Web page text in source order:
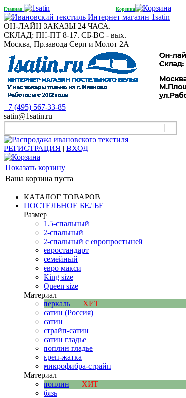
Главная Корзина
ОН-ЛАЙН ЗАКАЗЫ 24 ЧАСА.
СКЛАД: ПН-ПТ 8-17. СБ-ВС - вых.
Москва, Пр.завода Серп и Молот 2А
+7 (495) 567-33-85
satin@1satin.ru
РЕГИСТРАЦИЯ | ВХОД
Показать корзину
Ваша корзина пуста
КАТАЛОГ ТОВАРОВ
ПОСТЕЛЬНОЕ БЕЛЬЕ
Размер
1.5-спальный
2-спальный
2-спальный с европростыней
евростандарт
семейный
евро макси
King size
Queen size
Материал
перкаль
ХИТ
сатин (Россия)
сатин
страйп-сатин
сатин гладье
поплин гладье
креп-жатка
микрофибра-страйп
Материал
поплин
ХИТ
бязь